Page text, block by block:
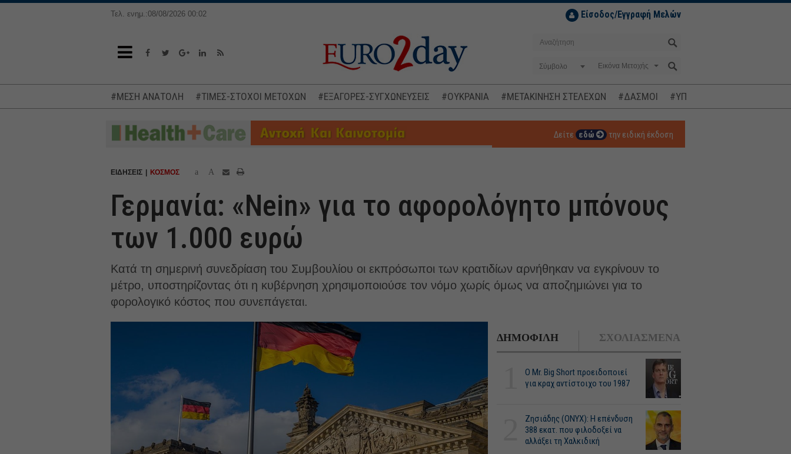
Τελ. ενημ.:08/08/2026 00:02 Είσοδος/Εγγραφή Μελών
Σύμβολο
#ΜΕΣΗ ΑΝΑΤΟΛΗ #ΤΙΜΕΣ-ΣΤΟΧΟΙ ΜΕΤΟΧΩΝ #ΕΞΑΓΟΡΕΣ-ΣΥΓΧΩΝΕΥΣΕΙΣ #ΟΥΚΡΑΝΙΑ #ΜΕΤΑΚΙΝΗΣΗ ΣΤΕΛΕΧΩΝ #ΔΑΣΜΟΙ #ΥΠΟΚΛΟΠΕΣ
Δείτε εδώ την ειδική έκδοση
ΕΙΔΗΣΕΙΣ ΚΟΣΜΟΣ a A
Γερμανία: «Nein» για το αφορολόγητο μπόνους
των 1.000 ευρώ
Κατά τη σημερινή συνεδρίαση του Συμβουλίου οι εκπρόσωποι των κρατιδίων αρνήθηκαν να εγκρίνουν το
μέτρο, υποστηρίζοντας ότι η κυβέρνηση χρησιμοποιούσε τον νόμο χωρίς όμως να αποζημιώνει για το
φορολογικό κόστος που συνεπάγεται.
ΔΗΜΟΦΙΛΗ ΣΧΟΛΙΑΣΜΕΝΑ
O Mr. Big Short προειδοποιεί
για κραχ αντίστοιχο του 1987
Ζησιάδης (ONYX): Η επένδυση
388 εκατ. που φιλοδοξεί να
αλλάξει τη Χαλκιδική